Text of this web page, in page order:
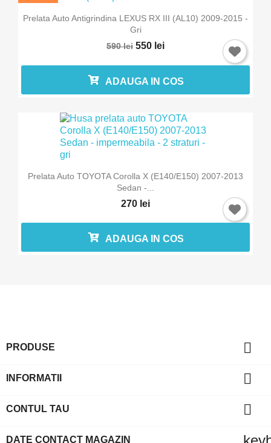
Prelata Auto Antigrindina LEXUS RX III (AL10) 2009-2015 -
Gri
590 lei 550 lei
ADAUGA IN COS
Prelata Auto TOYOTA Corolla X (E140/E150) 2007-2013
Sedan -...
270 lei
ADAUGA IN COS
PRODUSE 
INFORMATII 
CONTUL TAU 
DATE CONTACT MAGAZIN